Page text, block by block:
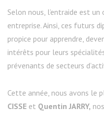
Selon nous, l’entraide est un
entreprise.Ainsi, ces futurs
propice pour apprendre,
intérêts pour leurs
prévenants de secteurs
Cette année, nous avons le
CISSE et Quentin JARRY,